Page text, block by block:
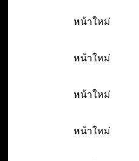
หน้าใหม่
หน้าใหม่
หน้าใหม่
หน้าใหม่